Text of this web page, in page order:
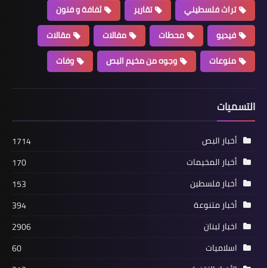
أخبار متنوعة
قائد القطاع الغربي لليونيفيل يشارك في
لقاء إتحاد بلديات القلعة
تراث فلسطيني
تقارير
ثفافة و فنون
فيديو
محطات مفالات
مقالات
منوعات
وجوه من مخيم البص وفات
التسميات
أخبار البص
1714
أخبار المخيمات
170
أخبار فلسطين
153
أخبار متنوعة
394
اخبار لبنان
2906
اسلاميات
60